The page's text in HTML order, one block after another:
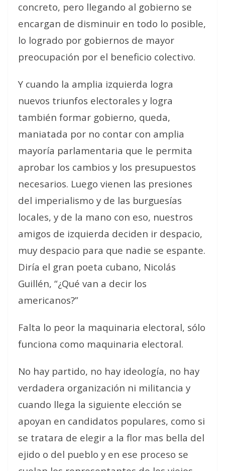
concreto, pero llegando al gobierno se
encargan de disminuir en todo lo posible,
lo logrado por gobiernos de mayor
preocupación por el beneficio colectivo.
Y cuando la amplia izquierda logra
nuevos triunfos electorales y logra
también formar gobierno, queda,
maniatada por no contar con amplia
mayoría parlamentaria que le permita
aprobar los cambios y los presupuestos
necesarios. Luego vienen las presiones
del imperialismo y de las burguesías
locales, y de la mano con eso, nuestros
amigos de izquierda deciden ir despacio,
muy despacio para que nadie se espante.
Diría el gran poeta cubano, Nicolás
Guillén, “¿Qué van a decir los
americanos?”
Falta lo peor la maquinaria electoral, sólo
funciona como maquinaria electoral.
No hay partido, no hay ideología, no hay
verdadera organización ni militancia y
cuando llega la siguiente elección se
apoyan en candidatos populares, como si
se tratara de elegir a la flor mas bella del
ejido o del pueblo y en ese proceso se